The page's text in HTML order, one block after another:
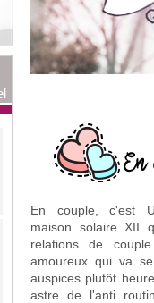
En couple, c'est
maison solaire XII
relations de
amoureux qui va
auspices plutôt
astre de l'anti